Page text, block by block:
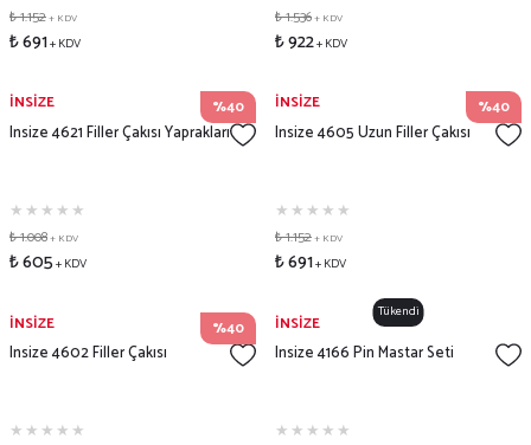
₺ 1.152+ KDV
₺ 691+ KDV
₺ 1.536+ KDV
₺ 922+ KDV
%40
İNSİZE
Insize 4621 Filler Çakısı Yaprakları
₺ 1.008+ KDV
₺ 605+ KDV
%40
İNSİZE
Insize 4605 Uzun Filler Çakısı
₺ 1.152+ KDV
₺ 691+ KDV
%40
İNSİZE
Insize 4602 Filler Çakısı
Tükendi
İNSİZE
Insize 4166 Pin Mastar Seti